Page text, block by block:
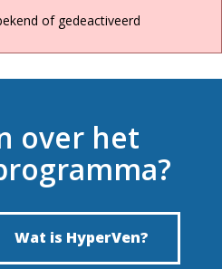
of gedeactiveerd
over het
Wat is HyperVen?